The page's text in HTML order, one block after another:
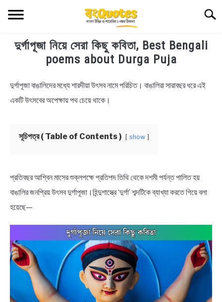
TECHNOLOGY
BIOGRAPHY
EDUCATIONAL
QUOTES & CAPTIONS
BENGALI LYRICS
BENGALI NAMES
BENGALI STORIES
দুর্গাপূজা নিয়ে সেরা কিছু কবিতা, Best Bengali
poems about Durga Puja
in
Durga
দুর্গাপূজা বাঙালিদের মধ্যে শারদীয়া উৎসব নামে পরিচিত। বাঙালিরা সারাবছর ধরে এই
একটি উৎসবের অপেক্ষায় পথ চেয়ে থাকে।
সূচিপত্র ( Table of Contents ) show
প্রতিবছর আশ্বিন মাসের শুক্লপক্ষে প্রতিপদ তিথি থেকে দশমী পর্যন্ত পালিত হয়
বাঙালির জনপ্রিয় উৎসব দুর্গাপূজা।হিন্দুশাস্ত্রে ‘দুর্গা’ শব্দটিকে ব্যাখ্যা করতে গিয়ে বলা
হয়েছে—